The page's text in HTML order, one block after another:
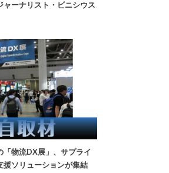
ーナリスト・ビニシウス
「物流DX展」、サプライ
ソリューションが集結